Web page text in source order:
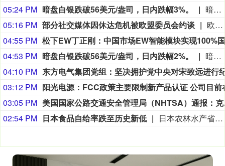
05:24 PM 暗盘白银跌破56美元/盎司，日内跌幅3%。
暗盘白银跌破56美元/盎司，日内跌幅3%。
05:16 PM 部分社交媒体因休达危机被欧盟委员会约谈
欧盟委员会负责技术主权等事务的执行副主席汉娜·维尔库宁7日在社交媒体上表示，欧盟委员会当天就西班牙飞地休达局势约谈短视频平台TikTok和美国元公司（Meta），要求平台在危机期间加强内容监测并采取果断措施。 维尔库宁在社交媒体平台X上说，在危机情况下，社交媒体平台必须果断采取行动，维护数字空间完整性。她表示，平台应加强对相关内容的监测，并强化与事实核查机构的合作。 休达位于非洲西北部、直布罗陀海峡附近的地中海沿岸，与摩洛哥接壤。日前，大批非法移民从摩洛哥方向进入休达，引发近年来西班牙最严重的边境移民危机。 据德新社等媒体报道，一些进入休达的非法移民表示，他们此前从社交媒体获悉所谓“边境开放”“休达将提供住宿”以及“进入休达后可继续前往西班牙本土”等信息。 休达危机也引发了欧盟内部围绕外部边境管控和移民政策的新一轮争议。维尔库宁表示，欧盟委员会将于10日继续跟进相关情况。(新华社)
04:55 PM
04:53 PM 暗盘白银跌破56美元/盎司，日内跌幅2%。
暗盘白银跌破56美元/盎司，日内跌幅2%。
04:10 PM
03:12 PM
03:05 PM
美国国家公路交通安全管理局
02:54 PM 日本食品自给率跌至历史新低 日本农林水产省8月7日公布的数据显示，2025财年，即2025年4月至2026年3月，按热量计算的日本食品自给率下降1个百分点至37%，为历史最低水平。日本食品自给率是指国内生产的食品占国内食品总供给的比例。日本农林水产省表示，大米消费减少是食品自给率下降的重要原因。日本大米消费长期以来主要依靠本国供应，是日本食品自给率的重要支撑。米价上涨导致居民大米消费减少，国产大米提供的热量随之减少，显著拉低日本整体食品自给率。（CCTV国际时讯）